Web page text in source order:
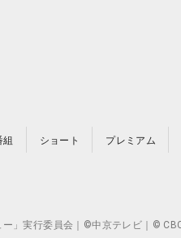
組 ショート プレミアム
」実行委員会｜©中京テレビ｜©